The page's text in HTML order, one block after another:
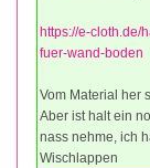
https://e-cloth.de/
fuer-wand-boden
Vom Material her
Aber ist halt ein
nass nehme, ich
Wischlappen